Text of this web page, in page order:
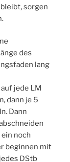
sorgen
des
lang
jede LM
dann je 5
Dann
noch
beginnen mit
DStb